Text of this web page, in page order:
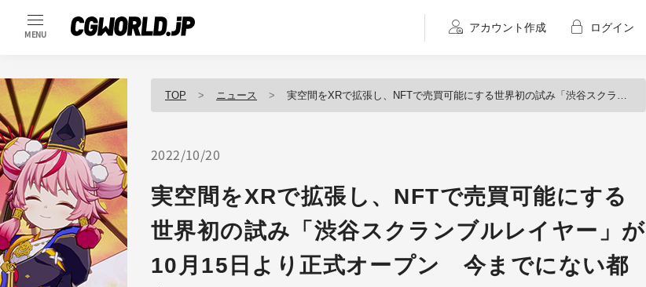
MENU
アカウント作成 ログイン
TOP ニュース 実空間をXRで拡張し、NFTで売買可能にする世界初の試み「渋谷スクランブルレイヤー」が10月15日より正式オープン 今までにない都市型XRエンターテインメントを提供（Psychic VR Lab）
2022/10/20
実空間をXRで拡張し、NFTで売買可能にする
世界初の試み「渋谷スクランブルレイヤー」が
10月15日より正式オープン 今までにない都